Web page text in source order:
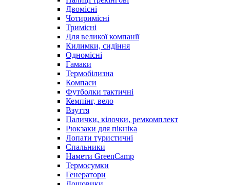
Двомісні
Чотиримісні
Тримісні
Для великої компанії
Килимки, сидіння
Одномісні
Гамаки
Термобілизна
Компаси
Футболки тактичні
Кемпінг, вело
Взуття
Палички, кілочки, ремкомплект
Рюкзаки для пікніка
Лопати туристичні
Спальники
Намети GreenCamp
Термосумки
Генератори